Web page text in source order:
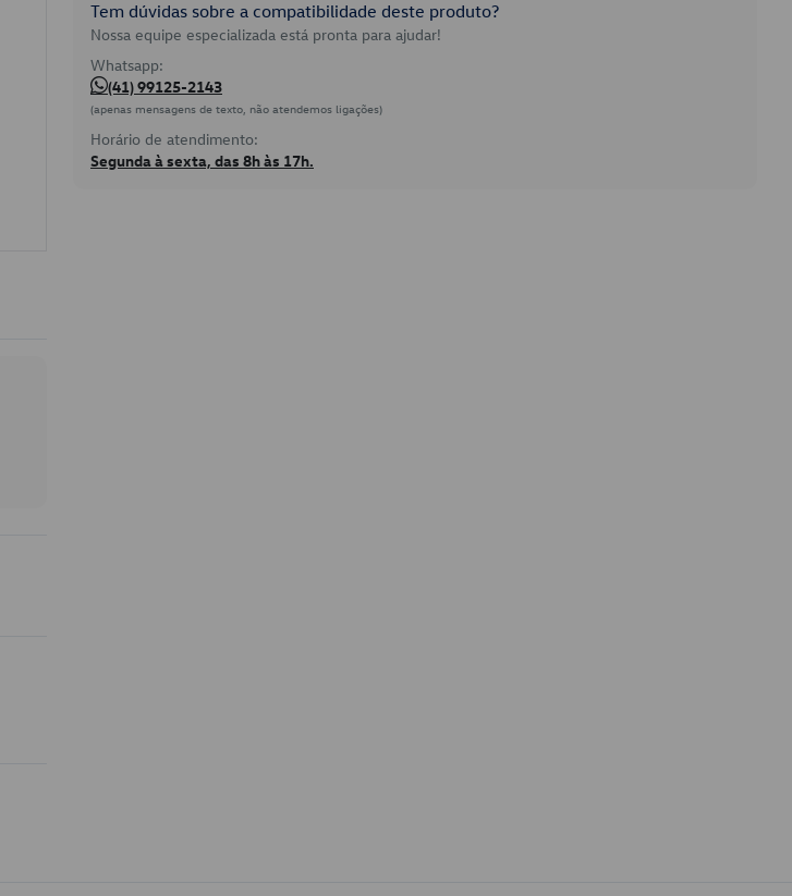
Tem dúvidas sobre a compatibilidade deste produto?
Nossa equipe especializada está pronta para ajudar!
Whatsapp:
(41) 99125-2143
(apenas mensagens de texto, não atendemos ligações)
Horário de atendimento:
Segunda à sexta, das 8h às 17h.